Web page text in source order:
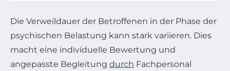
Die Verweildauer der Betroffenen in der Phase der
psychischen Belastung kann stark variieren. Dies
macht eine individuelle Bewertung und
angepasste Begleitung durch Fachpersonal